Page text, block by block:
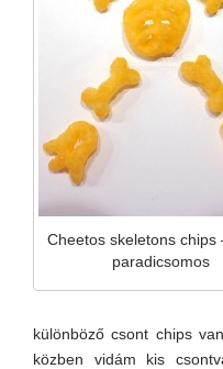
Cheetos skeletons chips
paradicsomos
különböző csont chips
közben vidám kis